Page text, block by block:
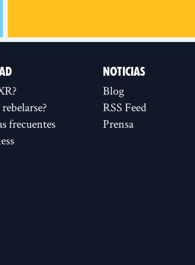
frecuentes
NOTICIAS
Blog
RSS Feed
Prensa